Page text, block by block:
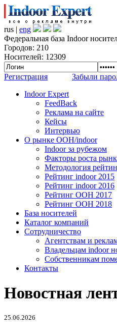
rus | eng
Федеральная база Indoor
Городов: 210
Носителей: 12309
Регистрация
Забыли
Indoor Expert
FeedBack
Реклама на сайте
Кейсы
Интервью
О рынке OOH/indoor
Indoor за рубежом
Факторы роста
Методология
Рейтинг indoor 2015
Рейтинг indoor 2016
Рейтинг OOH 2017
Рейтинг OOH 2018
База носителей
Каталог компаний
Сотрудничество
Агентствам и
Владельцам indoor
Собственникам
Контакты
Новостная
25.06.2026